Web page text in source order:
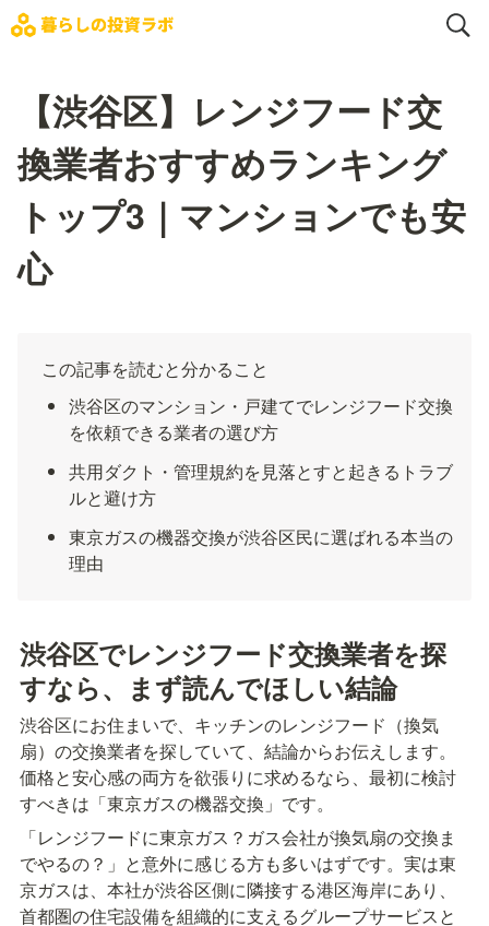
【渋谷区】レンジフード交
換業者おすすめランキング
トップ3｜マンションでも安
心
この記事を読むと分かること
渋谷区のマンション・戸建てでレンジフード交換
を依頼できる業者の選び方
共用ダクト・管理規約を見落とすと起きるトラブ
ルと避け方
東京ガスの機器交換が渋谷区民に選ばれる本当の
理由
渋谷区でレンジフード交換業者を探
すなら、まず読んでほしい結論
渋谷区にお住まいで、キッチンのレンジフード（換気
扇）の交換業者を探していて、結論からお伝えします。
価格と安心感の両方を欲張りに求めるなら、最初に検討
すべきは「東京ガスの機器交換」です。
「レンジフードに東京ガス？ガス会社が換気扇の交換ま
でやるの？」と意外に感じる方も多いはずです。実は東
京ガスは、本社が渋谷区側に隣接する港区海岸にあり、
首都圏の住宅設備を組織的に支えるグループサービスと